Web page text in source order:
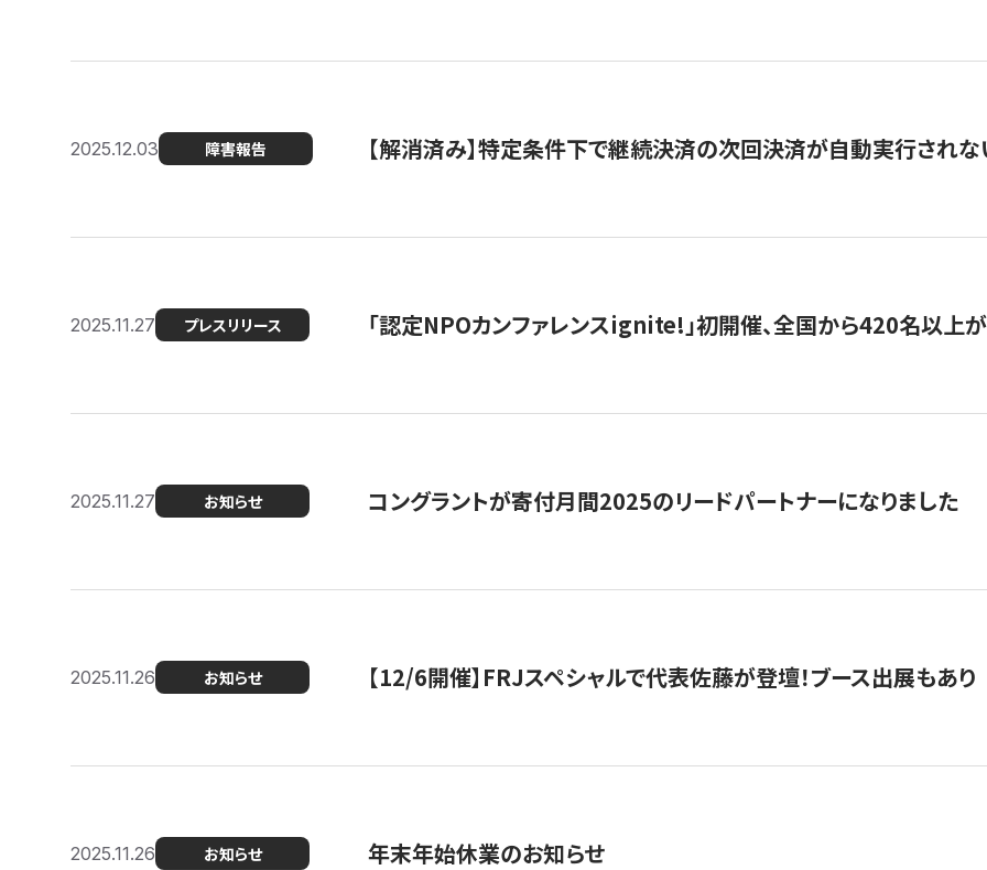
2025.12.03 障害報告 【解消済み】特定条件下で継続決済の次回決済が自動実行され
2025.11.27 プレスリリース 「認定NPOカンファレンスignite!」初開催、全国から420名以上
2025.11.27 お知らせ コングラントが寄付月間2025のリードパートナーになりました
2025.11.26 お知らせ 【12/6開催】FRJスペシャルで代表佐藤が登壇！ブース出展もあり
2025.11.26 お知らせ 年末年始休業のお知らせ